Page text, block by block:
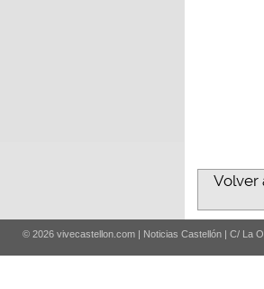
Volver
© 2026 vivecastellon.com | Noticias Castellón | C/ La